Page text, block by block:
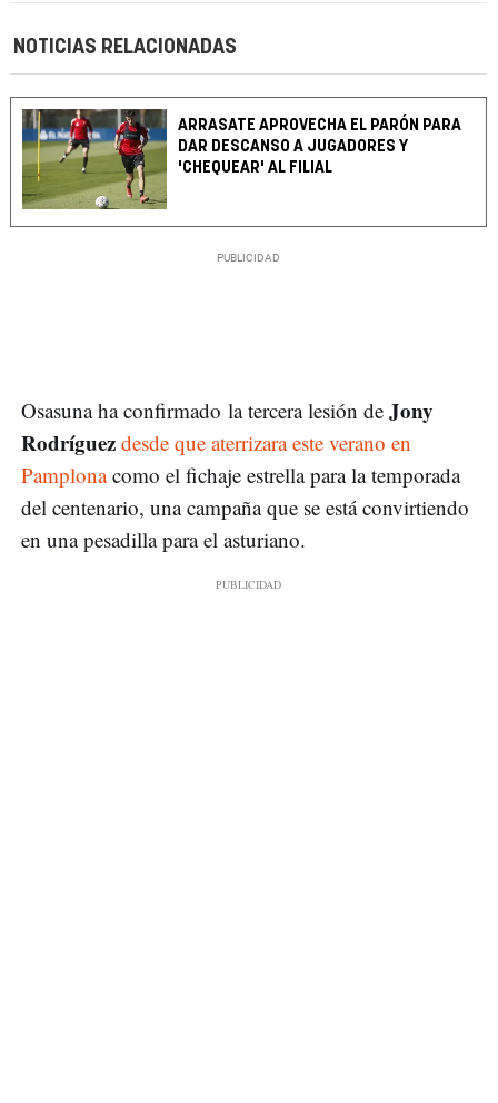
NOTICIAS RELACIONADAS
ARRASATE APROVECHA EL PARÓN PARA
DAR DESCANSO A JUGADORES Y
'CHEQUEAR' AL FILIAL
Osasuna ha confirmado la tercera lesión de Jony
Rodríguez desde que aterrizara este verano en
Pamplonacomo el fichaje estrella para la temporada
del centenario, una campaña que se está convirtiendo
en una pesadilla para el asturiano.